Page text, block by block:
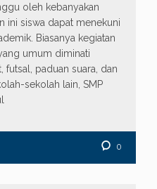
oleh kebanyakan
ini siswa dapat menekuni
Biasanya kegiatan
umum diminati
futsal, paduan suara, dan
sekolah lain, SMP
0